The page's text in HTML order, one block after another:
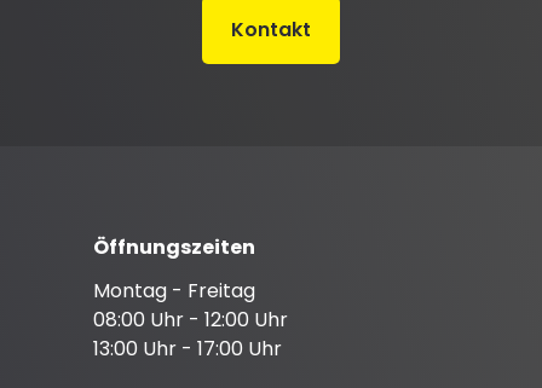
Kontakt
Öffnungszeiten
Montag - Freitag
08:00 Uhr - 12:00 Uhr
13:00 Uhr - 17:00 Uhr